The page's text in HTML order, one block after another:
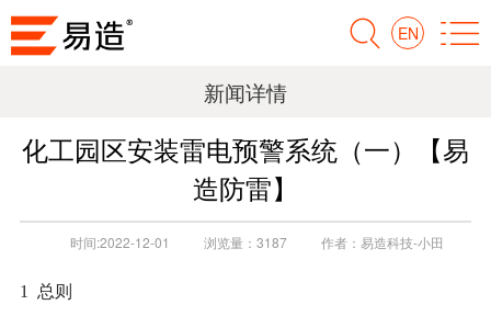
EN
新闻详情
化工园区安装雷电预警系统（一）【易
造防雷】
时间:2022-12-01 浏览量： 3187 作者： 易造科技-小田
1 总则